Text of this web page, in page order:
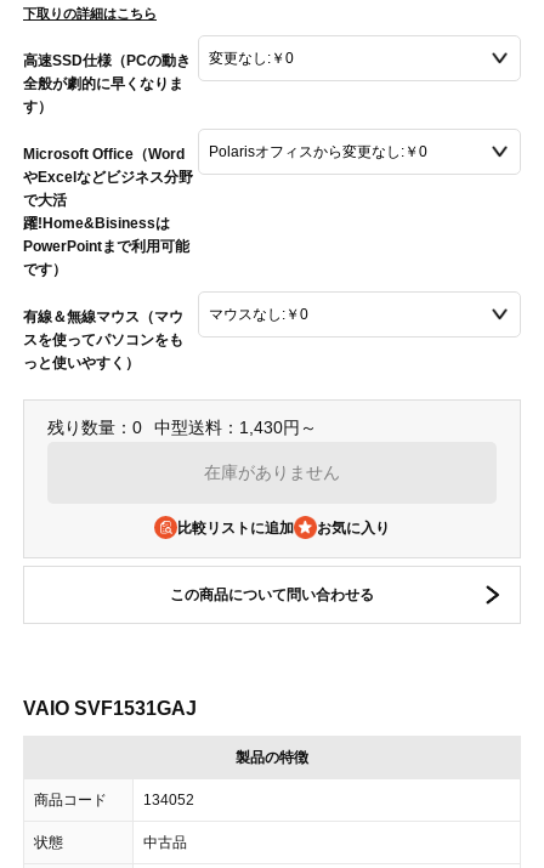
下取りの詳細はこちら
高速SSD仕様（PCの動き
全般が劇的に早くなりま
す）
Microsoft Office（Word
やExcelなどビジネス分野
で大活
躍!Home&Bisinessは
PowerPointまで利用可能
です）
有線＆無線マウス（マウ
スを使ってパソコンをも
っと使いやすく）
残り数量：0 中型送料：1,430円～
在庫がありません
比較リストに追加
この商品について問い合わせる
VAIO SVF1531GAJ
製品の特徴
商品コード 134052
状態 中古品